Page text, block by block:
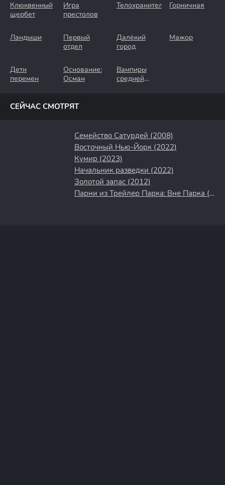
Клюквенный
щербет
Игра
престолов
Телохранители Горничная
Ландыши
Первый
отдел
Далёкий
город
Мажор
Дети
перемен
Основание:
Осман
Вампиры
средней
СЕЙЧАС СМОТРЯТ
Семейство Сатурдей (2008)
Восточный Нью-Йорк (2022)
Кумир (2023)
Начальник разведки (2022)
Золотой запас (2012)
Парни из Трейлер Парка: Вне Парка (2016)